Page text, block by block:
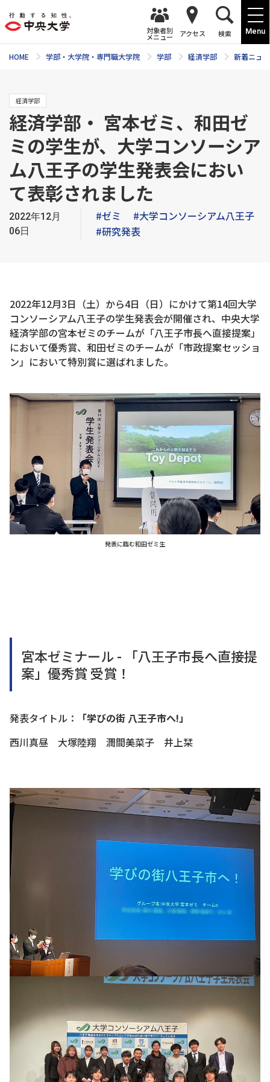
Menu
対象者別
メニュー アクセス 検索
HOME 学部・大学院・専門職大学院 学部 経済学部 新着ニュ
経済学部
経済学部・ 宮本ゼミ、和田ゼ
ミの学生が、大学コンソーシア
ム八王子の学生発表会におい
て表彰されました
2022年12月
06日
#ゼミ
#大学コンソーシアム八王子
#研究発表
2022年12月3日（土）から4日（日）にかけて第14回大学
コンソーシアム八王子の学生発表会が開催され、中央大学
経済学部の宮本ゼミのチームが「八王子市長へ直接提案」
において優秀賞、和田ゼミのチームが「市政提案セッショ
ン」において特別賞に選ばれました。
発表に臨む和田ゼミ生
宮本ゼミナール - 「八王子市長へ直接提
案」優秀賞 受賞！
発表タイトル：
「学びの街 八王子市へ!」
西川真昼 大塚陸翔 潤間美菜子 井上栞